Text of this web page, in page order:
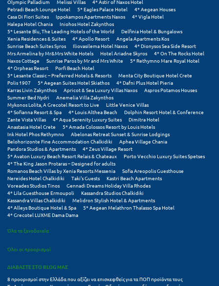
Olympic Palladium
Melissi Villas
4* Astir of Naxos Hotel
Petradi Beach Lounge Hotel
5* Eagles Palace Hotel
4* Aegean Houses
Casa Di Fiori Suites
Ippokampos Apartments Naxos
4* Vigla Hotel
Halepa Hotel Chania
Iniohos Hotel Zakynthos
5* Lesante Blu, The Leading Hotels of the World
Delfinia Hotel & Bungalows
Xenia Residences & Suites
4* Apollo Resort
Angela Apartments Kos
Sunrise Beach Suites Syros
Iliovasilema Hotel Naxos
4* Dionysos Sea Side Resort
Mrs Armelina by Mr&Mrs White Hotels
Hotel Ariadne Skyros
4* On The Rocks Hotel
Naxos Cottage
Sunrise Paros by Mr and Mrs White
5* Rethymno Mare Royal Hotel
4* Orpheas Resort
Porfi Beach Hotel
5* Lesante Classic – Preferred Hotels & Resorts
Menta City Boutique Hotel Crete
Polis 1907
5* Aegean Suites Hotel Skiathos
4* Dafni Plus Hotel Pieria
Karras Livin Zakynthos
Apricot & Sea Luxury Villas Naxos
Aspros Potamos Houses
Summer Bed Nydri
Anemelia Villa Zakynthos
Mykonos Lolita, A Grecotel Resort to Live
Little Venice Villas
4* Sofianna Resort & Spa
4* Louis Althea Beach
Dolphin Resort Hotel & Conference
Zante Vista Villas
4* Aqua Serenity Luxury Suites
Dimitra Hotel
Anastasia Hotel Crete
5* Amada Colossos Resort by Louis Hotels
Ink Hotel Phos Rethymno
Abelonas Retreat Sunset & Sunrise Lodgings
Belohorizonte Fine Accommodation Chalkidiki
Aphea Village Chania
Pandora Studios & Apartments
4* Zeus Village Resort
5* Avaton Luxury Beach Resort Relais & Chateaux
Porto Vecchio Luxury Suites Spetses
4* The King Jason Protaras – Designed for adults
Romanos Beach Villas by Xenia Resorts Messenia
Sofia Areopolis Guesthouse
Nereides Hotel Chalkidiki
Taki's Guests
Kastri Beach Apartments
Voreades Studios Tinos
Gennadi Dreams Holiday Villa Rhodes
4* Lila Guesthouse Ermoupoli
Kassandra Studios Chalkidiki
Kassandra Villas Chalkidiki
Melidron Stylish Hotel & Apartments
4* Alleys Boutique Hotel & Spa
5* Aegean Melathron Thalasso Spa Hotel
4* Grecotel LUXME Dama Dama
Όλα τα ξενοδοχεία
Όλοι οι προορισμοί
ΔΙΑΒΑΣΤΕ ΣΤΟ BLOG ΜΑΣ
8 προορισμοί στην Ελλάδα που αξίζει να επισκεφθείς για τα ΠΟΠ προϊόντα τους